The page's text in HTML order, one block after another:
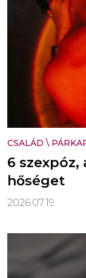
CSALÁD \
6
hőséget
2026.07.19.